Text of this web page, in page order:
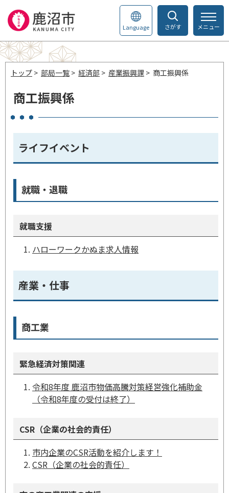
さがす
Language メニュー
トップ > 部局一覧 > 経済部 > 産業振興課 > 商工振興係
商工振興係
ライフイベント
就職・退職
就職支援
ハローワークかぬま求人情報
産業・仕事
商工業
緊急経済対策関連
令和8年度 鹿沼市物価高騰対策経営強化補助金
（令和8年度の受付は終了）
CSR（企業の社会的責任）
市内企業のCSR活動を紹介します！
CSR（企業の社会的責任）